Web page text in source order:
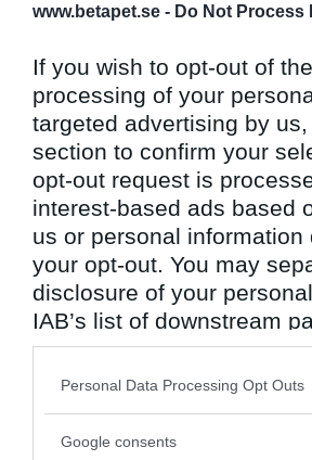
www.betapet.se - Do Not Process
If you wish to opt-out of
processing of your
targeted advertising by
section to confirm your
opt-out request is
interest-based ads based
us or personal
your opt-out. You may
disclosure of your
IAB’s list of downstream
also be disclosed by us
Downstream Participants
Please note that this
Personal Data Processing Opt Outs
Google consents
Det är egentligen för varmt med
sasibi2
Antal inlägg:
1719
Det är egentligen inte ok att behöva gå i
Samba 1- Ej medlem längre
Antal inlägg: 547
Det är egentligen inte ok av mig att hänga